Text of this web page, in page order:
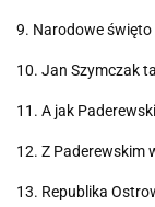
9. Narodowe
10. Jan Szymczak
11. A jak
12. Z Paderewskim
13. Republika